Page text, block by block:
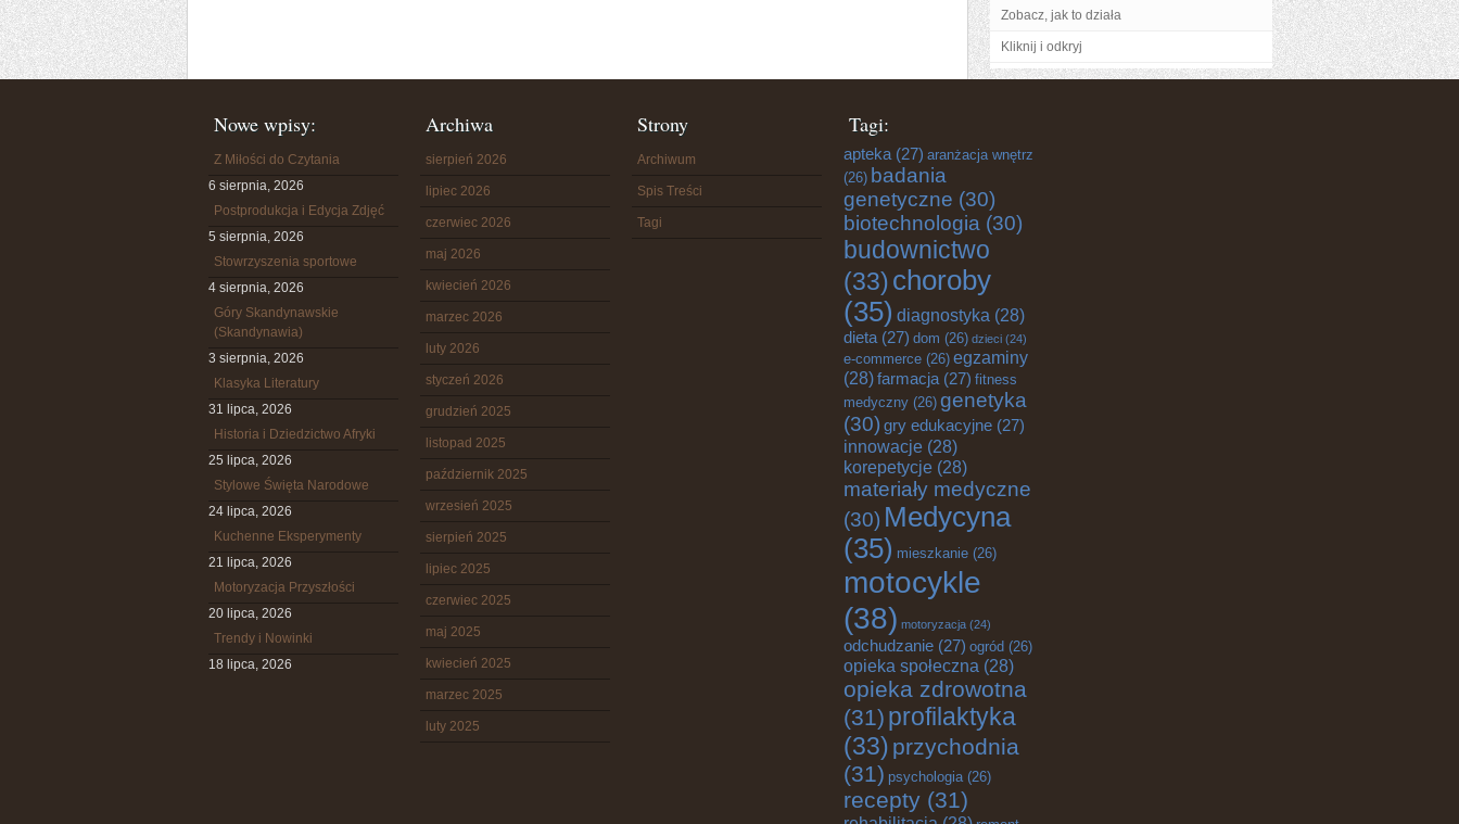
Zobacz, jak to działa
Kliknij i odkryj
Nowe wpisy:
Z Miłości do Czytania
6 sierpnia, 2026
Postprodukcja i Edycja Zdjęć
5 sierpnia, 2026
Stowrzyszenia sportowe
4 sierpnia, 2026
Góry Skandynawskie
(Skandynawia)
3 sierpnia, 2026
Klasyka Literatury
31 lipca, 2026
Historia i Dziedzictwo Afryki
25 lipca, 2026
Stylowe Święta Narodowe
24 lipca, 2026
Kuchenne Eksperymenty
21 lipca, 2026
Motoryzacja Przyszłości
20 lipca, 2026
Trendy i Nowinki
18 lipca, 2026
Archiwa
sierpień 2026
lipiec 2026
czerwiec 2026
maj 2026
kwiecień 2026
marzec 2026
luty 2026
styczeń 2026
grudzień 2025
listopad 2025
październik 2025
wrzesień 2025
sierpień 2025
lipiec 2025
czerwiec 2025
maj 2025
kwiecień 2025
marzec 2025
luty 2025
Strony
Archiwum
Spis Treści
Tagi
Tagi:
apteka (27) aranżacja wnętrz
(26) badania
genetyczne (30)
biotechnologia (30)
budownictwo
(33)choroby
(35) diagnostyka (28)
dieta (27) dom (26) dzieci (24)
e-commerce (26) egzaminy
(28)farmacja (27) fitness
medyczny (26) genetyka
(30) gry edukacyjne (27)
innowacje (28)
korepetycje (28)
materiały medyczne
(30) Medycyna
(35) mieszkanie (26)
motocykle
(38) motoryzacja (24)
odchudzanie (27) ogród (26)
opieka społeczna (28)
opieka zdrowotna
(31) profilaktyka
(33) przychodnia
(31) psychologia(26)
recepty (31)